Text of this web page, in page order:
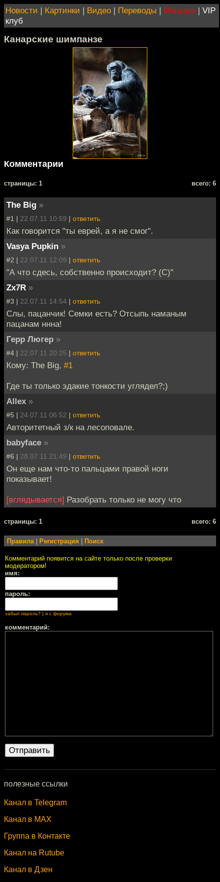
Новости | Картинки | Видео | Переводы | Магазин | VIP
клуб
Канарские шимпанзе
Комментарии
cтраницы: 1 всего: 6
The Big »
#1 | 22.07.11 10:59 | ответить
Как говорится "ты еврей, а я не смог".
Vasya Pupkin »
#2 | 22.07.11 12:09 | ответить
"А что сдесь, собственно происходит? (С)"
Zx7R »
#3 | 22.07.11 14:54 | ответить
Слы, пацанчик! Семки есть? Отсыпь наманым
пацанам ннна!
Герр Люгер »
#4 | 22.07.11 20:25 | ответить
Кому: The Big, #1
Где ты только эдакие тонкости углядел?;)
Allex »
#5 | 24.07.11 06:52 | ответить
Авторитетный з/к на лесоповале.
babyface »
#6 | 28.07.11 21:49 | ответить
Он еще нам что-то пальцами правой ноги
показывает!
[вглядывается] Разобрать только не могу что
cтраницы: 1 всего: 6
Правила| Регистрация Поиск
Комментарий появится на сайте только после проверки
модератором!
имя:
пароль:
забыл пароль? | я с форума
комментарий:
полезные ссылки
Канал в Telegram
Канал в MAX
Группа в Контакте
Канал на Rutube
Канал в Дзен